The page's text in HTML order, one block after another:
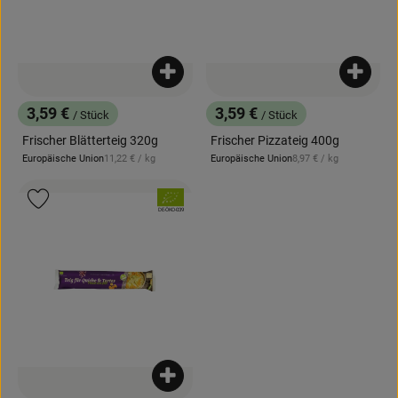
, Preis:
3,59 € / Stück
Frischer Blätterteig 320g
, Herkunft:
Europäische Union, Referenzpreis:
11,22 € / kg
Produkt zum Warenkorb hinzufügen
, Preis:
3,59 € / Stück
Frischer Pizzateig 400g
, Herkunft:
Europäische Union, Referenzpreis:
8,97 € / kg
Produkt zum Warenkorb hinzufügen
, Verband:
, Kontrollstelle:
DE-ÖKO-039
Produkt zu Favouriten hinzufügen